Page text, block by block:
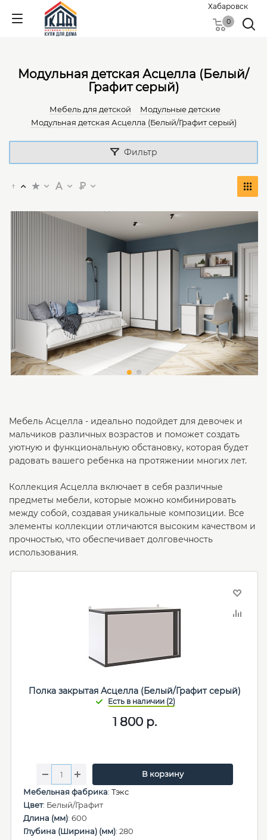
Хабаровск
0
Модульная детская Асцелла (Белый/
Графит серый)
Мебель для детской
Модульные детские
Модульная детская Асцелла (Белый/Графит серый)
Фильтр
Мебель Асцелла - идеально подойдет для девочек и
мальчиков различных возрастов и поможет создать
уютную и функциональную обстановку, которая будет
радовать вашего ребенка на протяжении многих лет.
Коллекция Асцелла включает в себя различные
предметы мебели, которые можно комбинировать
между собой, создавая уникальные композиции. Все
элементы коллекции отличаются высоким качеством и
прочностью, что обеспечивает долговечность
использования.
Полка закрытая Асцелла (Белый/Графит серый)
1 800 р.
В корзину
Мебельная фабрика: Тэкс
Цвет: Белый/Графит
Длина (мм): 600
Глубина (Ширина) (мм): 280